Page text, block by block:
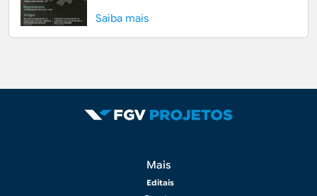
Saiba mais
Mais
Editais